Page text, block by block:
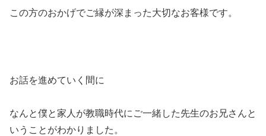
この方のおかげでご縁が深まった大切なお客様です。
お話を進めていく間に
なんと僕と家人が教職時代にご一緒した先生のお兄さんと
いうことがわかりました。